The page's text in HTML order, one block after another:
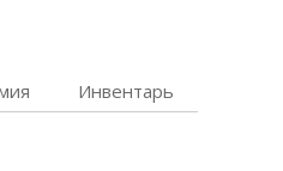
Инвентарь